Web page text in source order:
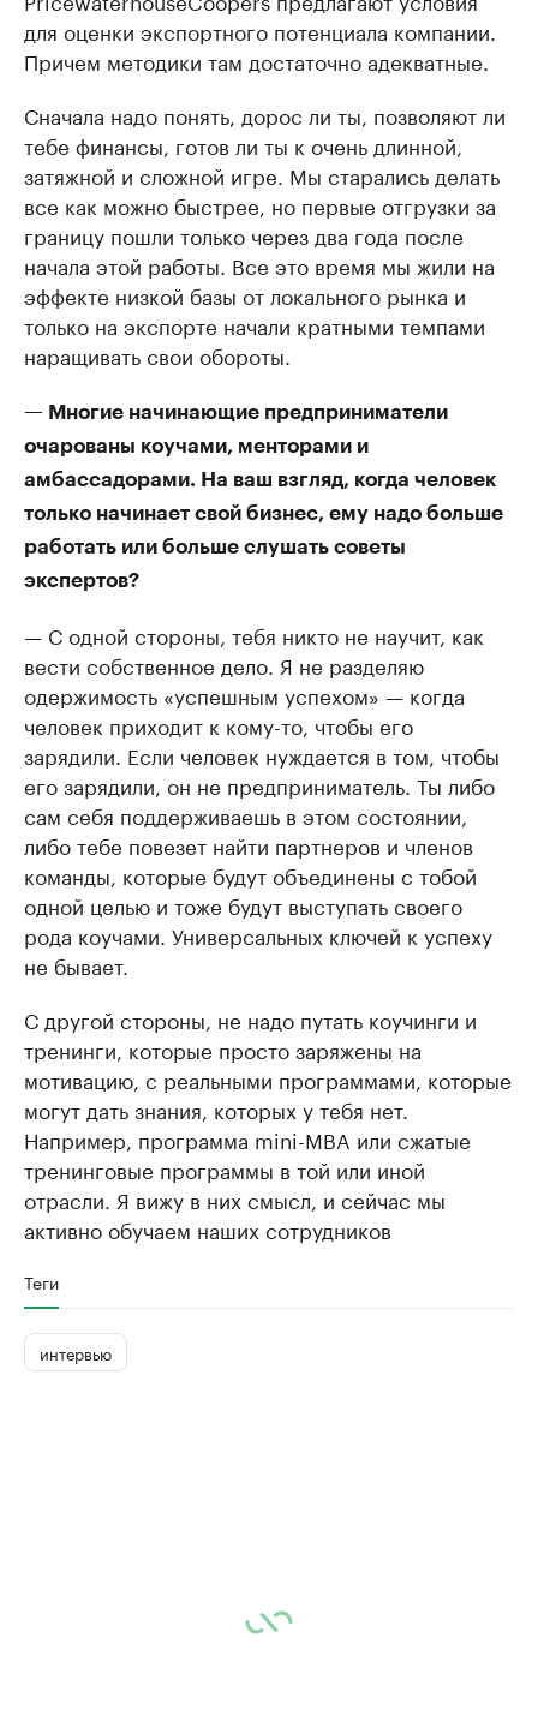
для оценки экспортного потенциала компании.
Причем методики там достаточно адекватные.
Сначала надо понять, дорос ли ты, позволяют ли
тебе финансы, готов ли ты к очень длинной,
затяжной и сложной игре. Мы старались делать
все как можно быстрее, но первые отгрузки за
границу пошли только через два года после
начала этой работы. Все это время мы жили на
эффекте низкой базы от локального рынка и
только на экспорте начали кратными темпами
наращивать свои обороты.
— Многие начинающие предприниматели
очарованы коучами, менторами и
амбассадорами. На ваш взгляд, когда человек
только начинает свой бизнес, ему надо больше
работать или больше слушать советы
экспертов?
— С одной стороны, тебя никто не научит, как
вести собственное дело. Я не разделяю
одержимость «успешным успехом» — когда
человек приходит к кому-то, чтобы его
зарядили. Если человек нуждается в том, чтобы
его зарядили, он не предприниматель. Ты либо
сам себя поддерживаешь в этом состоянии,
либо тебе повезет найти партнеров и членов
команды, которые будут объединены с тобой
одной целью и тоже будут выступать своего
рода коучами. Универсальных ключей к успеху
не бывает.
С другой стороны, не надо путать коучинги и
тренинги, которые просто заряжены на
мотивацию, с реальными программами, которые
могут дать знания, которых у тебя нет.
Например, программа mini-MBA или сжатые
тренинговые программы в той или иной
отрасли. Я вижу в них смысл, и сейчас мы
активно обучаем наших сотрудников
Теги
интервью